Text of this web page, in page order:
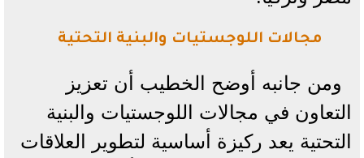
مجالات اللوجستيات والبنية التحتية
ومن جانبه أوضح الخطيب أن تعزيز
التعاون في مجالات اللوجستيات والبنية
التحتية يعد ركيزة أساسية لتطوير العلاقات